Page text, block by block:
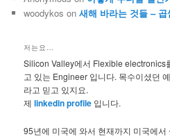
woodykos on새해 바라는 것들 –
저는요…
Silicon Valley에서 Flexible electronics
고 있는 Engineer 입니다. 목수이셨던
라고 믿고 있지요.
제linkedin profile 입니다.
95년에 미국에 와서 현재까지 미국에서